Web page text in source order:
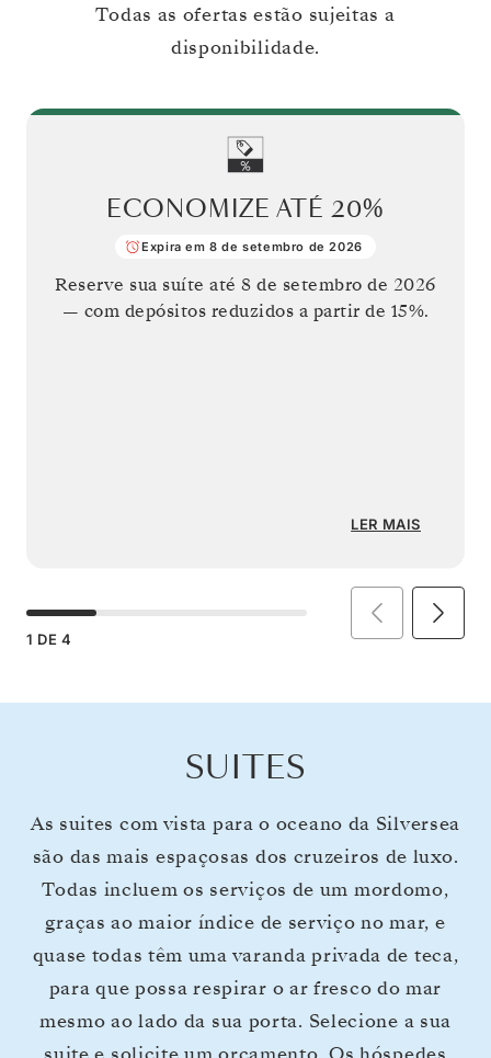
Todas as ofertas estão sujeitas a
disponibilidade.
ECONOMIZE ATÉ 20%
Expira em 8 de setembro de 2026
Reserve sua suíte até8 de setembro de 2026
— com depósitos reduzidos a partir de 15%.
LER MAIS
1 DE 4
SUITES
As suites com vista para o oceano da Silversea
são das mais espaçosas dos cruzeiros de luxo.
Todas incluem os serviços de um mordomo,
graças ao maior índice de serviço no mar, e
quase todas têm uma varanda privada de teca,
para que possa respirar o ar fresco do mar
mesmo ao lado da sua porta. Selecione a sua